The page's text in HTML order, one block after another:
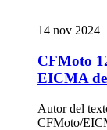
14 nov 2024
CFMoto
EICMA
Autor del
CFMoto/